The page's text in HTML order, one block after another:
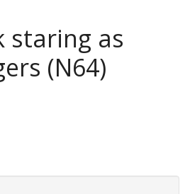
staring as
(N64)